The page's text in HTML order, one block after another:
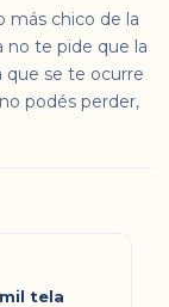
más chico de la
no te pide que la
que se te ocurre
podés perder,
tela